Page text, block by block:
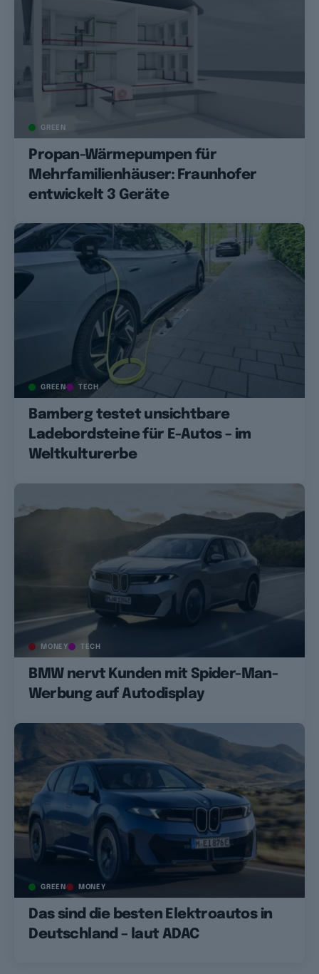
GREEN
Propan-Wärmepumpen für
Mehrfamilienhäuser: Fraunhofer
entwickelt 3 Geräte
GREEN TECH
Bamberg testet unsichtbare
Ladebordsteine für E-Autos – im
Weltkulturerbe
MONEY TECH
BMW nervt Kunden mit Spider-Man-
Werbung auf Autodisplay
GREEN MONEY
Das sind die besten Elektroautos in
Deutschland – laut ADAC